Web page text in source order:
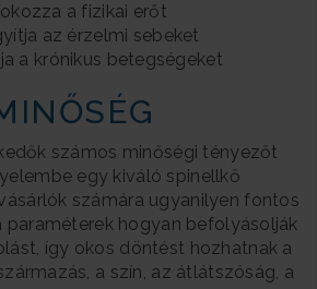
a fizikai erőt
az érzelmi sebeket
a krónikus betegségeket
számos minőségi tényezőt
egy kiváló spinellkő
számára ugyanilyen fontos
paraméterek hogyan befolyásolják
így okos döntést hozhatnak a
a szín, az átlátszóság, a